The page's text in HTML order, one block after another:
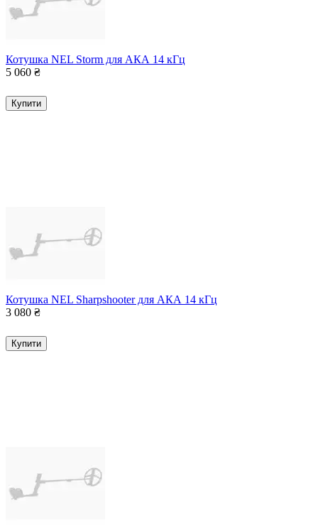
Котушка NEL Storm для АКА 14 кГц
5 060 ₴
Купити
Котушка NEL Sharpshooter для АКА 14 кГц
3 080 ₴
Купити